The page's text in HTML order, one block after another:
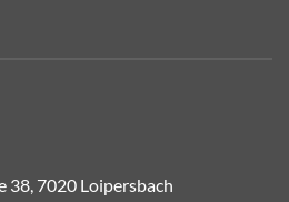
38, 7020 Loipersbach